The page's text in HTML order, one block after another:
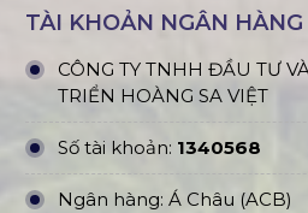
TÀI KHOẢN NGÂN HÀNG
CÔNG TY TNHH ĐẦU TƯ
TRIỂN HOÀNG SA VIỆT
Số tài khoản: 1340568
Ngân hàng: Á Châu (ACB)